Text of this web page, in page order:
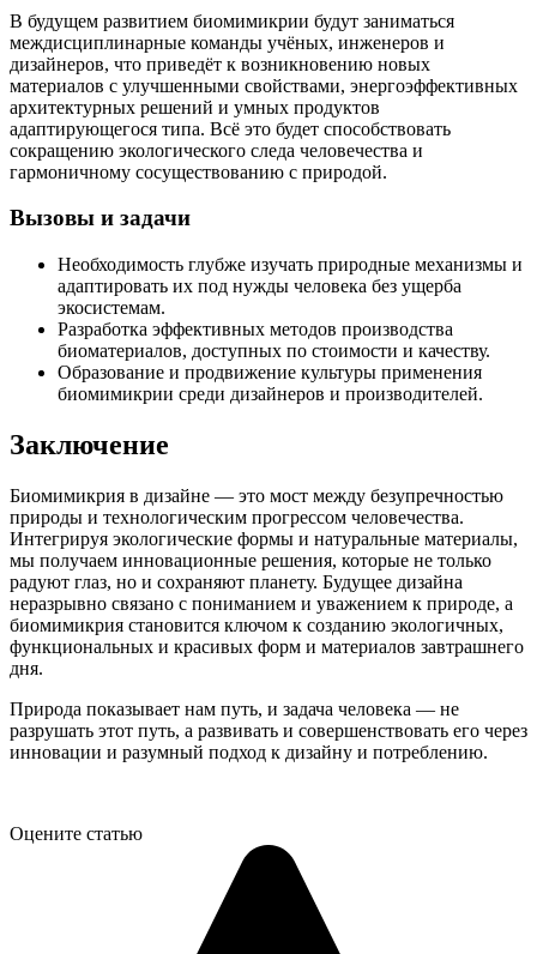
В будущем развитием биомимикрии будут заниматься
междисциплинарные команды учёных, инженеров и
дизайнеров, что приведёт к возникновению новых
материалов с улучшенными свойствами, энергоэффективных
архитектурных решений и умных продуктов
адаптирующегося типа. Всё это будет способствовать
сокращению экологического следа человечества и
гармоничному сосуществованию с природой.
Вызовы и задачи
Необходимость глубже изучать природные механизмы и
адаптировать их под нужды человека без ущерба
экосистемам.
Разработка эффективных методов производства
биоматериалов, доступных по стоимости и качеству.
Образование и продвижение культуры применения
биомимикрии среди дизайнеров и производителей.
Заключение
Биомимикрия в дизайне — это мост между безупречностью
природы и технологическим прогрессом человечества.
Интегрируя экологические формы и натуральные материалы,
мы получаем инновационные решения, которые не только
радуют глаз, но и сохраняют планету. Будущее дизайна
неразрывно связано с пониманием и уважением к природе, а
биомимикрия становится ключом к созданию экологичных,
функциональных и красивых форм и материалов завтрашнего
дня.
Природа показывает нам путь, и задача человека — не
разрушать этот путь, а развивать и совершенствовать его через
инновации и разумный подход к дизайну и потреблению.
Оцените статью